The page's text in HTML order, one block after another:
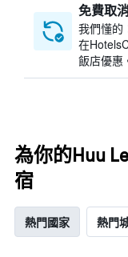
免費取
我們懂的
在
飯店優惠
為你的Huu
宿
熱門國家 熱門